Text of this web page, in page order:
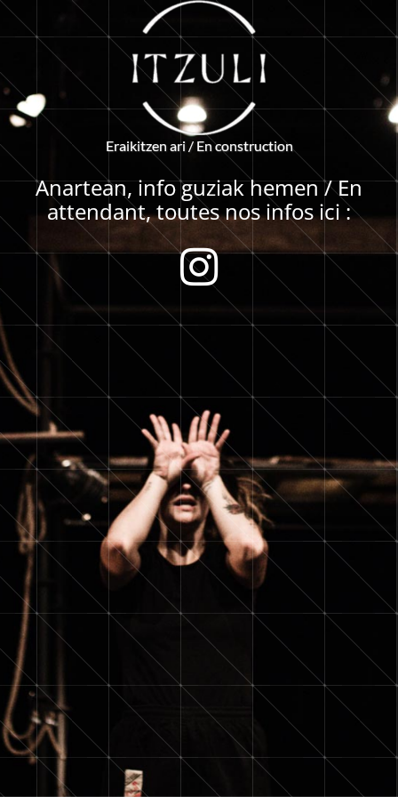
Eraikitzenari/ Enconstruction
Anartean, info guziak hemen / En
attendant, toutes nos infos ici :